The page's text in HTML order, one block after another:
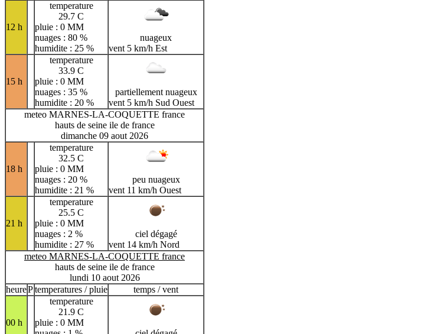
12 h
temperature
29.7 C
pluie : 0 MM
nuages : 80 %
humidite : 25 %
nuageux
vent 5 km/h Est
15 h
temperature
33.9 C
pluie : 0 MM
nuages : 35 %
humidite : 20 %
partiellement nuageux
vent 5 km/h Sud Ouest
meteo MARNES-LA-COQUETTE france
hauts de seine ile de france
dimanche 09 aout 2026
18 h
temperature
32.5 C
pluie : 0 MM
nuages : 20 %
humidite : 21 %
peu nuageux
vent 11 km/h Ouest
21 h
temperature
25.5 C
pluie : 0 MM
nuages : 2 %
humidite : 27 %
ciel dégagé
vent 14 km/h Nord
meteo MARNES-LA-COQUETTE france
hauts de seine ile de france
lundi 10 aout 2026
heurePtemperatures / pluie temps / vent
00 h
temperature
21.9 C
pluie : 0 MM